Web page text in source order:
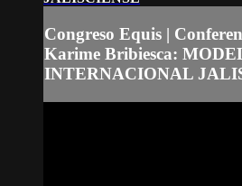
Congreso Equis |
Karime Bribiesca:
INTERNACIONAL